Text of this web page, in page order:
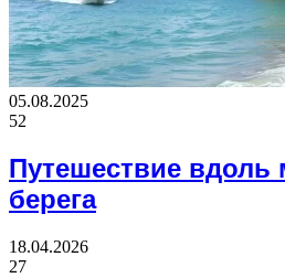
05.08.2025
52
Путешествие вдоль
берега
18.04.2026
27